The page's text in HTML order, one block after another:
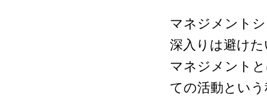
マネジメント
深入りは避け
マネジメント
ての活動とい